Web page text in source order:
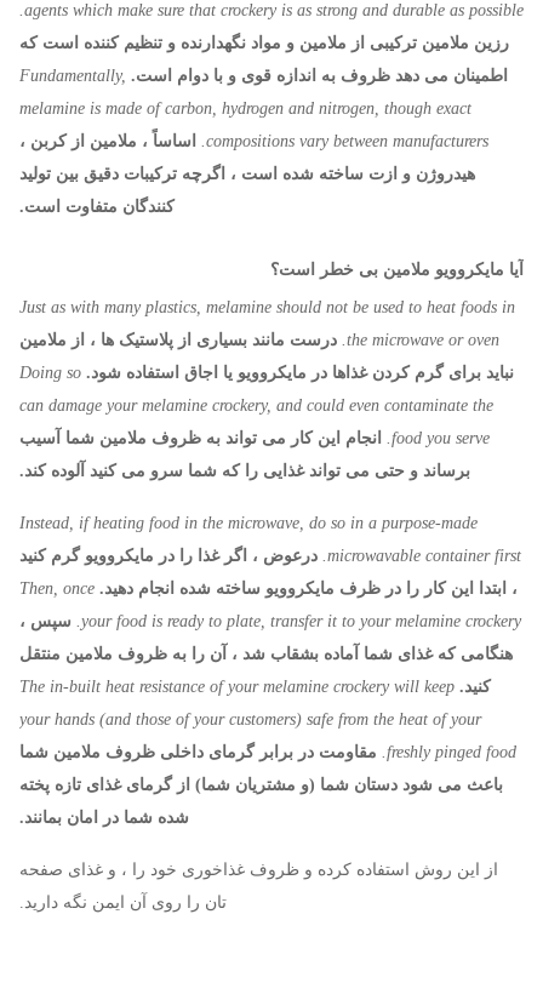
agents which make sure that crockery is as strong and durable as possible.
رزین ملامین ترکیبی از ملامین و مواد نگهدارنده و تنظیم کننده است که
اطمینان می دهد ظروف به اندازه قوی و با دوام است. Fundamentally,
melamine is made of carbon, hydrogen and nitrogen, though exact
compositions vary between manufacturers.
اساساً ، ملامین از کربن ،
هیدروژن و ازت ساخته شده است ، اگرچه ترکیبات دقیق بین تولید
کنندگان متفاوت است.
آیا مایکروویو ملامین بی خطر است؟
Just as with many plastics, melamine should not be used to heat foods in
the microwave or oven. درست مانند بسیاری از پلاستیک ها ، از ملامین
نباید برای گرم کردن غذاها در مایکروویو یا اجاق استفاده شود. Doing so
can damage your melamine crockery, and could even contaminate the
food you serve.
انجام این کار می تواند به ظروف ملامین شما آسیب
برساند و حتی می تواند غذایی را که شما سرو می کنید آلوده کند.
Instead, if heating food in the microwave, do so in a purpose-made
microwavable container first. درعوض ، اگر غذا را در مایکروویو گرم کنید
، ابتدا این کار را در ظرف مایکروویو ساخته شده انجام دهید. Then, once
your food is ready to plate, transfer it to your melamine crockery. سپس ،
هنگامی که غذای شما آماده بشقاب شد ، آن را به ظروف ملامین منتقل
کنید. The in-built heat resistance of your melamine crockery will keep
your hands (and those of your customers) safe from the heat of your
freshly pinged food. مقاومت در برابر گرمای داخلی ظروف ملامین شما
باعث می شود دستان شما (و مشتریان شما) از گرمای غذای تازه پخته
شده شما در امان بمانند.
از این روش استفاده کرده و ظروف غذاخوری خود را ، و غذای صفحه
تان را روی آن ایمن نگه دارید.